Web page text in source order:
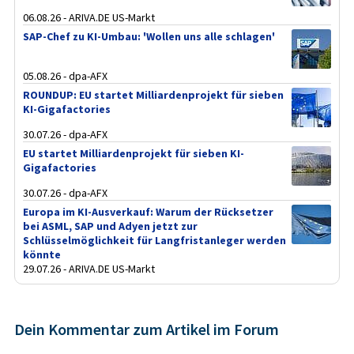
06.08.26 - ARIVA.DE US-Markt
SAP-Chef zu KI-Umbau: 'Wollen uns alle schlagen'
05.08.26 - dpa-AFX
ROUNDUP: EU startet Milliardenprojekt für sieben
KI-Gigafactories
30.07.26 - dpa-AFX
EU startet Milliardenprojekt für sieben KI-
Gigafactories
30.07.26 - dpa-AFX
Europa im KI-Ausverkauf: Warum der Rücksetzer
bei ASML, SAP und Adyen jetzt zur
Schlüsselmöglichkeit für Langfristanleger werden
könnte
29.07.26 - ARIVA.DE US-Markt
Dein Kommentar zum Artikel im Forum